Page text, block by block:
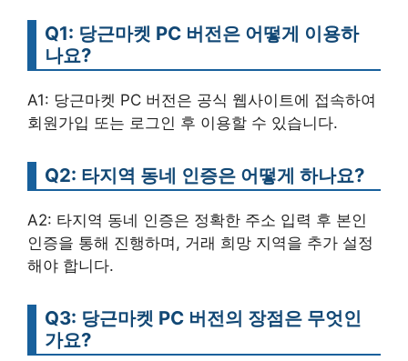
Q1: 당근마켓 PC 버전은 어떻게 이용하
나요?
A1: 당근마켓 PC 버전은 공식 웹사이트에 접속하여
회원가입 또는 로그인 후 이용할 수 있습니다.
Q2: 타지역 동네 인증은 어떻게 하나요?
A2: 타지역 동네 인증은 정확한 주소 입력 후 본인
인증을 통해 진행하며, 거래 희망 지역을 추가 설정
해야 합니다.
Q3: 당근마켓 PC 버전의 장점은 무엇인
가요?